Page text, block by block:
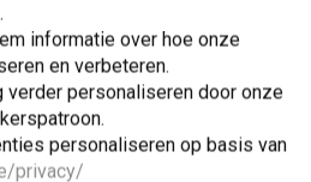
informatie over hoe onze
en verbeteren.
verder personaliseren door onze
personaliseren op basis van
privacy/